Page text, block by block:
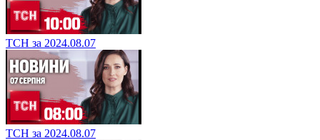
ТСН за 2024.08.07
ТСН за 2024.08.07